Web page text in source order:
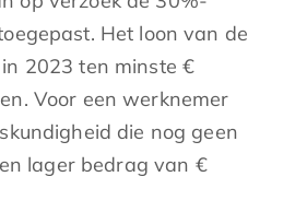
Het loon van de
2023 ten minste €
Voor een werknemer
die nog geen
lager bedrag van €